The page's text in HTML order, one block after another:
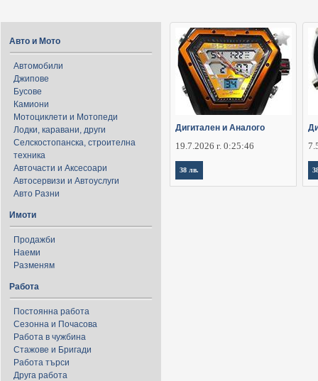
Авто и Мото
Автомобили
Джипове
Бусове
Камиони
Мотоциклети и Мотопеди
Лодки, каравани, други
Селскостопанска, строителна
техника
Авточасти и Аксесоари
Автосервизи и Автоуслуги
Авто Разни
Имоти
Продажби
Наеми
Разменям
Работа
Постоянна работа
Сезонна и Почасова
Работа в чужбина
Стажове и Бригади
Работа търси
Друга работа
Дигитален и Аналого
19.7.2026 г. 0:25:46
38 лв.